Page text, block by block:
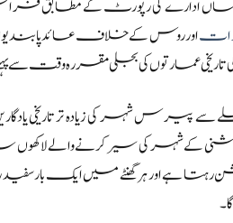
ادارے کی رپورٹ کے مطابق
اور روس کے خلاف عائد پابندیوں
عمارتوں کی بجلی مقررہ وقت سے
کے شہر کی سیر کرنے والے لاکھوں
ہے اور ہر گھنٹے میں ایک بار